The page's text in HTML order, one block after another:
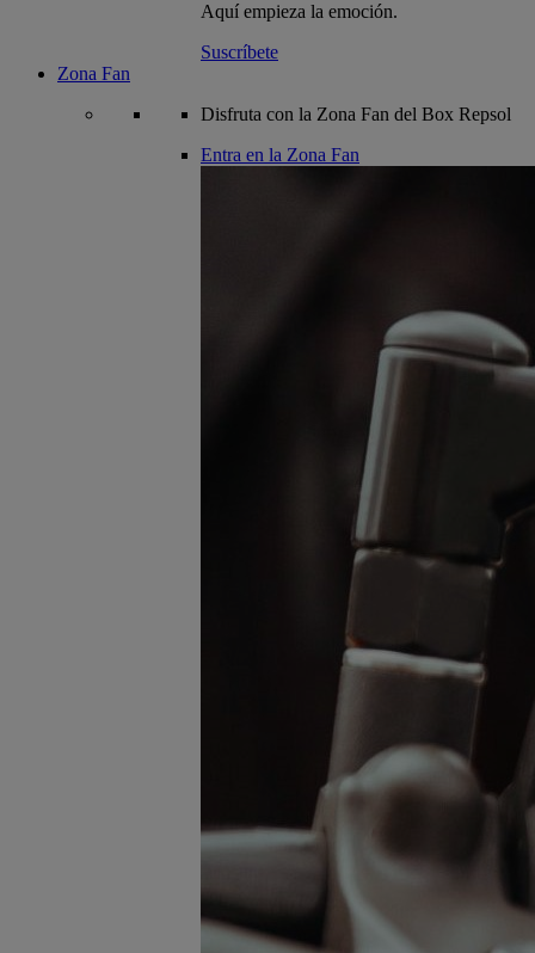
Aquí empieza la emoción.
Suscríbete
Zona Fan
Disfruta con la Zona Fan del Box Repsol
Entra en la Zona Fan